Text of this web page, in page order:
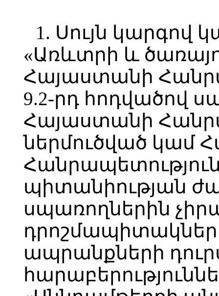
1. Սույն կարգով
«Առևտրի և
Հայաստանի
9.2-րդ հոդվածով
Հայաստանի
ներմուծված կամ
պիտանիության
սպառողներին
ապրանքների